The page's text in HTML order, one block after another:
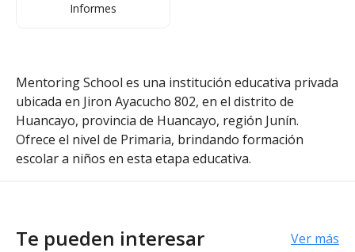
Informes
Mentoring School es una institución educativa privada
ubicada en Jiron Ayacucho 802, en el distrito de
Huancayo, provincia de Huancayo, región Junín.
Ofrece el nivel de Primaria, brindando formación
escolar a niños en esta etapa educativa.
Te pueden interesar Ver más